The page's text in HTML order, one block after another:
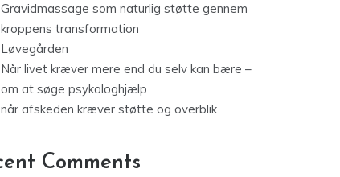
Gravidmassage som naturlig støtte gennem
kroppens transformation
Løvegården
Når livet kræver mere end du selv kan bære –
om at søge psykologhjælp
når afskeden kræver støtte og overblik
Comments